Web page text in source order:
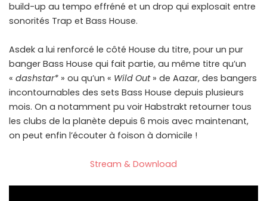
build-up au tempo effréné et un drop qui explosait entre
sonorités Trap et Bass House.
Asdek a lui renforcé le côté House du titre, pour un pur
banger Bass House qui fait partie, au même titre qu’un
« dashstar* » ou qu’un « Wild Out» de Aazar, des bangers
incontournables des sets Bass House depuis plusieurs
mois. On a notamment pu voir Habstrakt retourner tous
les clubs de la planète depuis 6 mois avec maintenant,
on peut enfin l’écouter à foison à domicile !
Stream & Download